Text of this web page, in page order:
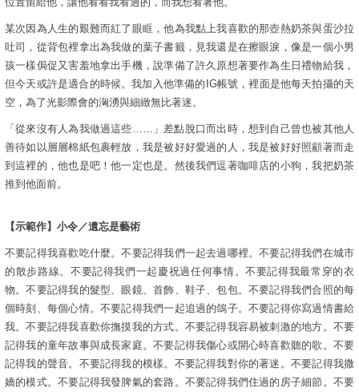
某次因為人生的艱難而紅了眼眶，他為我點上我喜歡的那壺熱奶茶與蛋沙拉
吐司，從背包裡拿出為我做的葉子書籤，見我還是在擦眼淚，像是一個小男
孩一樣侷促又害羞地拿出手機，說準備了許久原想著要作為生日禮物給我，
但今天或許是適合的時候。我加入他準備的IG帳號，裡面是他每天拍攝的天
空，為了光影際會的洶湧與細緻無比著迷。
「從來沒有人為我做過這些……」差點脫口而出時，想到自己曾也被其他人
善待如以層層棉紙包裹輕放，我是被好好愛過的人，我是被好好照顧著而走
到這裡的，他也是吧！他一定也是。然後我們逗著咖啡店的小狗，我把奶茶
推到他面前。
【示範作】小令／遺忘是藝術
不要記得我喜歡吃什麼。不要記得我們一起去過哪裡。不要記得我們在城市
的散步路線。不要記得我們一起慶祝過任何事情。不要記得我最常穿的衣
物。不要記得我的髮型、眼鏡、首飾、鞋子、包包。不要記得我們合照的每
個時刻、每個心情。不要記得我們一起追過的鴿子。不要記得你寫過情書給
我。不要記得我喜歡你撫摸我的方式。不要記得我容易被刺激的地方。不要
記得我的童年故事與成長家庭。不要記得我傷心或開心時喜歡聽的歌。不要
記得我的聲音。不要記得我的模樣。不要記得我對你的著迷。不要記得我撒
嬌的模式。不要記得我發脾氣的套路。不要記得我們住過的房子細節。不要